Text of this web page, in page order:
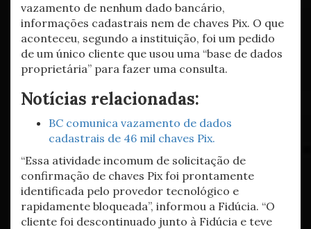
vazamento de nenhum dado bancário,
informações cadastrais nem de chaves Pix. O que
aconteceu, segundo a instituição, foi um pedido
de um único cliente que usou uma “base de dados
proprietária” para fazer uma consulta.
Notícias relacionadas:
BC comunica vazamento de dados
cadastrais de 46 mil chaves Pix.
“Essa atividade incomum de solicitação de
confirmação de chaves Pix foi prontamente
identificada pelo provedor tecnológico e
rapidamente bloqueada”, informou a Fidúcia. “O
cliente foi descontinuado junto à Fidúcia e teve